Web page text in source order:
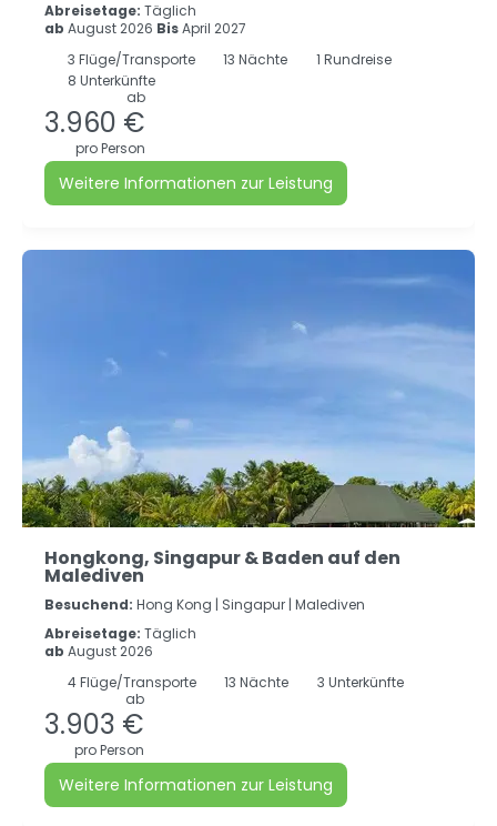
Abreisetage: Täglich
ab August 2026 BisApril 2027
3 Flüge/Transporte 13 Nächte
1 Rundreise
8 Unterkünfte
ab
3.960 €
pro Person
Weitere Informationen zur Leistung
Hongkong, Singapur & Baden auf den
Malediven
Besuchend: Hong Kong | Singapur | Malediven
Abreisetage: Täglich
ab August 2026
4Flüge/Transporte 13 Nächte
3 Unterkünfte
ab
3.903 €
pro Person
Weitere Informationen zur Leistung